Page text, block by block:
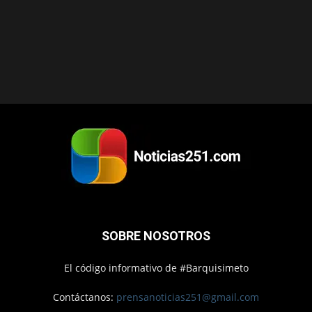
SOBRE NOSOTROS
El código informativo de #Barquisimeto
Contáctanos: prensanoticias251@gmail.com